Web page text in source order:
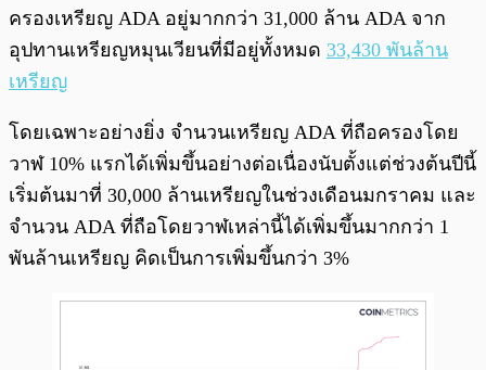
ครองเหรียญ ADA อยู่มากกว่า 31,000 ล้าน ADA จาก
อุปทานเหรียญหมุนเวียนที่มีอยู่ทั้งหมด 33,430 พันล้าน
เหรียญ
โดยเฉพาะอย่างยิ่ง จำนวนเหรียญ ADA ที่ถือครองโดย
วาฬ 10% แรกได้เพิ่มขึ้นอย่างต่อเนื่องนับตั้งแต่ช่วงต้นปีนี้
เริ่มต้นมาที่ 30,000 ล้านเหรียญในช่วงเดือนมกราคม และ
จำนวน ADA ที่ถือโดยวาฬเหล่านี้ได้เพิ่มขึ้นมากกว่า 1
พันล้านเหรียญ คิดเป็นการเพิ่มขึ้นกว่า 3%